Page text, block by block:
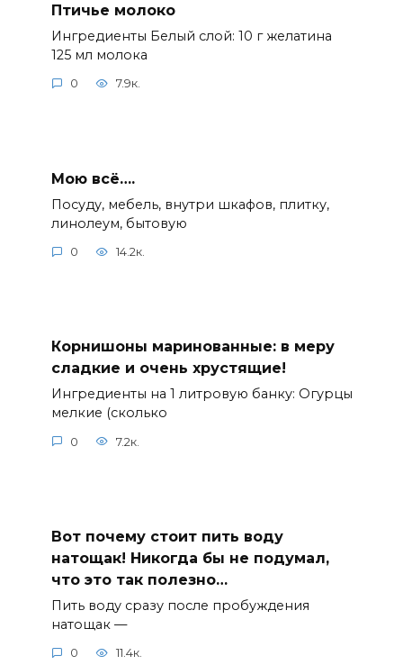
Птичье молоко
Ингредиенты Белый слой: 10 г желатина
125 мл молока
0 7.9к.
Мою всё….
Посуду, мебель, внутри шкафов, плитку,
линолеум, бытовую
0 14.2к.
Корнишоны маринованные: в меру
сладкие и очень хрустящие!
Ингредиенты на 1 литровую банку: Огурцы
мелкие (сколько
0 7.2к.
Вот почему стоит пить воду
натощак! Никогда бы не подумал,
что это так полезно…
Пить воду сразу после пробуждения
натощак —
0 11.4к.